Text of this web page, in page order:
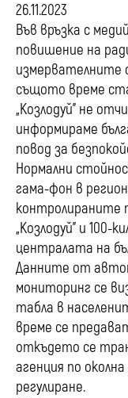
26.11.2023
Във връзка с
пoвишeниe нa
измepвaтeлнитe
същото време
„Козлодуй” нe
информираме
повод за
Нормални
гама-фон в
контролираните
„Козлодуй” и 100-
централата на
Данните от
мониторинг се
табла в
време се
откъдето се
агенция по
регулиране.